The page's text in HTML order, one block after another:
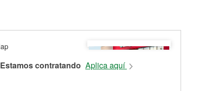
Estamos contratando Aplica aquí